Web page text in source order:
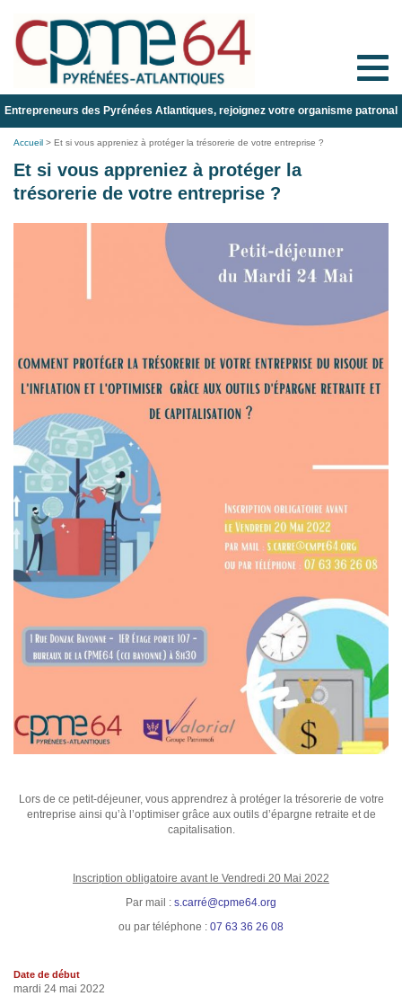
Toggle
Entrepreneurs des Pyrénées Atlantiques, rejoignez votre organisme patronal
Accueil > Et si vous appreniez à protéger la trésorerie de votre entreprise ?
Et si vous appreniez à protéger la
trésorerie de votre entreprise ?
Lors de ce petit-déjeuner, vous apprendrez à protéger la trésorerie de votre
entreprise ainsi qu’à l’optimiser grâce aux outils d’épargne retraite et de
capitalisation.
Inscription obligatoire avant le Vendredi 20 Mai 2022
Par mail : s.carré@cpme64.org
ou par téléphone : 07 63 36 26 08
Date de début
mardi 24 mai 2022